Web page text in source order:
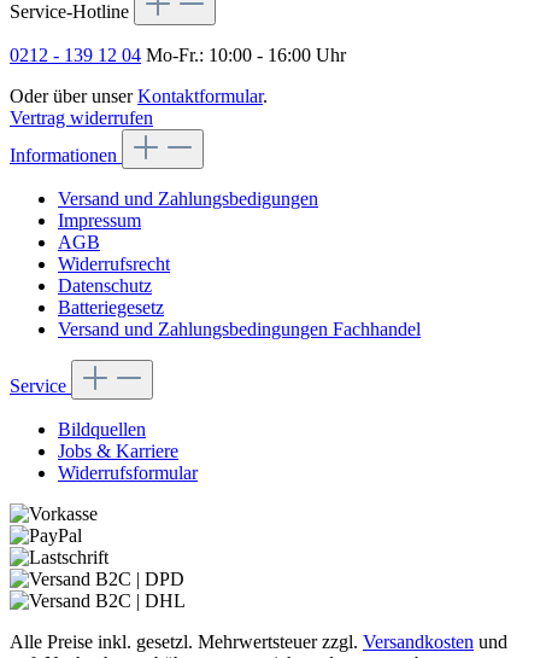
Service-Hotline
0212 - 139 12 04 Mo-Fr.: 10:00 - 16:00 Uhr
Oder über unserKontaktformular.
Vertrag widerrufen
Informationen
Versand und Zahlungsbedigungen
Impressum
AGB
Widerrufsrecht
Datenschutz
Batteriegesetz
Versand und Zahlungsbedingungen Fachhandel
Service
Bildquellen
Jobs & Karriere
Widerrufsformular
Alle Preise inkl. gesetzl. Mehrwertsteuer zzgl. Versandkosten und